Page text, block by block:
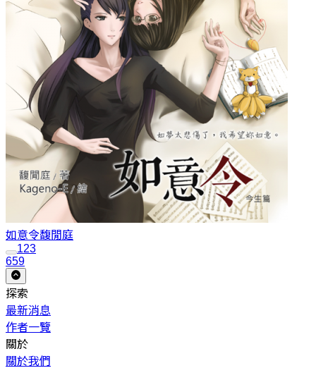
如意令馥閒庭
123
659
探索
最新消息
作者一覽
關於
關於我們